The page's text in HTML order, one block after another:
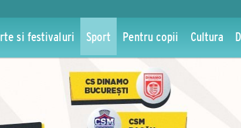
si festivaluri Sport Pentru copii Cultura